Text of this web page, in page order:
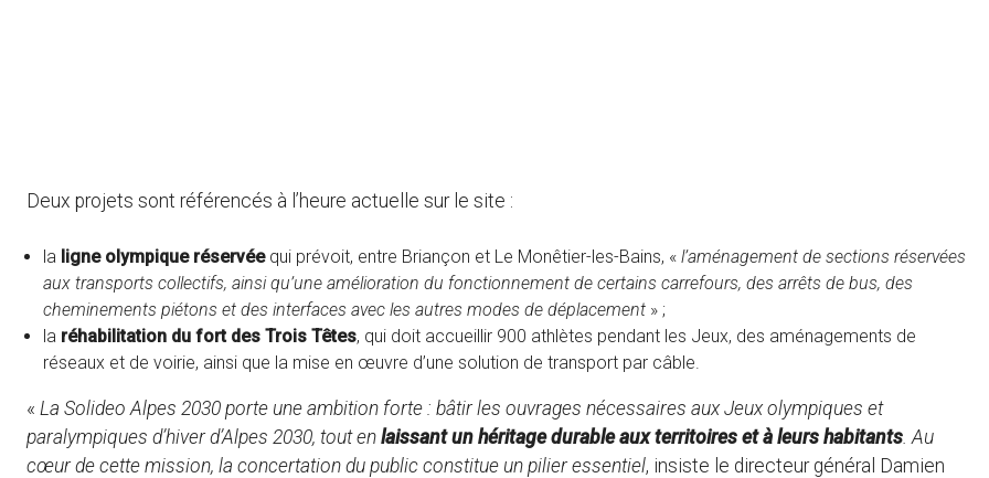
Deux projets sont référencés à l’heure actuelle sur le site :
la ligne olympique réservéequi prévoit, entre Briançon et Le Monêtier-les-Bains, « l’aménagement de sections réservées
aux transports collectifs, ainsi qu’une amélioration du fonctionnement de certains carrefours, des arrêts de bus, des
cheminements piétons et des interfaces avec les autres modes de déplacement » ;
la réhabilitation du fort des Trois Têtes, qui doit accueillir 900 athlètes pendant les Jeux, des aménagements de
réseaux et de voirie, ainsi que la mise en œuvre d’une solution de transport par câble.
« La Solideo Alpes 2030 porte une ambition forte : bâtir les ouvrages nécessaires aux Jeux olympiques et
paralympiques d’hiver d’Alpes 2030, tout en laissant un héritage durable aux territoires et à leurs habitants . Au
cœur de cette mission, la concertation du public constitue un pilier essentiel, insiste le directeur général Damien